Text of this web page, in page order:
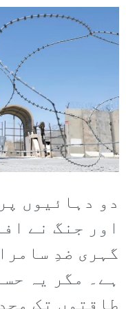
دو دہائیوں
اور جنگ نے
گہری ضدِ
ہے۔ مگر یہ